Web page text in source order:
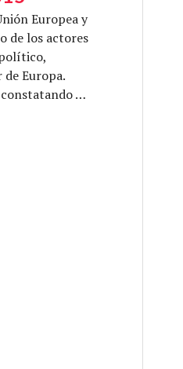
Europea y
de los actores
Europa.
constatando …
2015